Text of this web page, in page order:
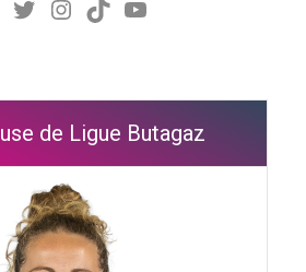
Twitter
Instagram
TikTokYouTube
de Ligue Butagaz